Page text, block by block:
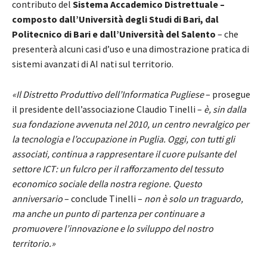
contributo del Sistema Accademico Distrettuale –
composto dall’Università degli Studi di Bari, dal
Politecnico di Bari e dall’Università del Salento – che
presenterà alcuni casi d’uso e una dimostrazione pratica di
sistemi avanzati di AI nati sul territorio.
«Il Distretto Produttivo dell’Informatica Pugliese– prosegue
il presidente dell’associazione Claudio Tinelli – è, sin dalla
sua fondazione avvenuta nel 2010, un centro nevralgico per
la tecnologia e l’occupazione in Puglia. Oggi, con tutti gli
associati, continua a rappresentare il cuore pulsante del
settore ICT: un fulcro per il rafforzamento del tessuto
economico sociale della nostra regione. Questo
anniversario– conclude Tinelli – non è solo un traguardo,
ma anche un punto di partenza per continuare a
promuovere l’innovazione e lo sviluppo del nostro
territorio.»